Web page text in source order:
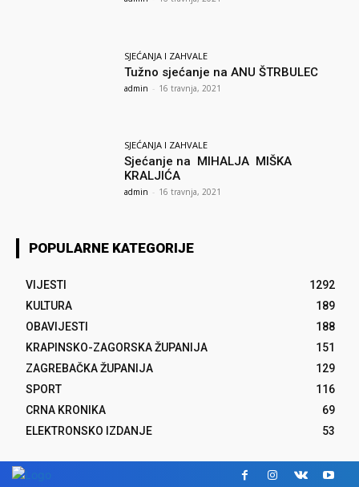
SJEĆANJA I ZAHVALE
Tužno sjećanje na ANU ŠTRBULEC
admin - 16 travnja, 2021
SJEĆANJA I ZAHVALE
Sjećanje na MIHALJA MIŠKA
KRALJIĆA
admin - 16 travnja, 2021
POPULARNE KATEGORIJE
VIJESTI
1292
KULTURA
189
OBAVIJESTI
188
KRAPINSKO-ZAGORSKA ŽUPANIJA
151
ZAGREBAČKA ŽUPANIJA
129
SPORT
116
CRNA KRONIKA
69
ELEKTRONSKO IZDANJE
53